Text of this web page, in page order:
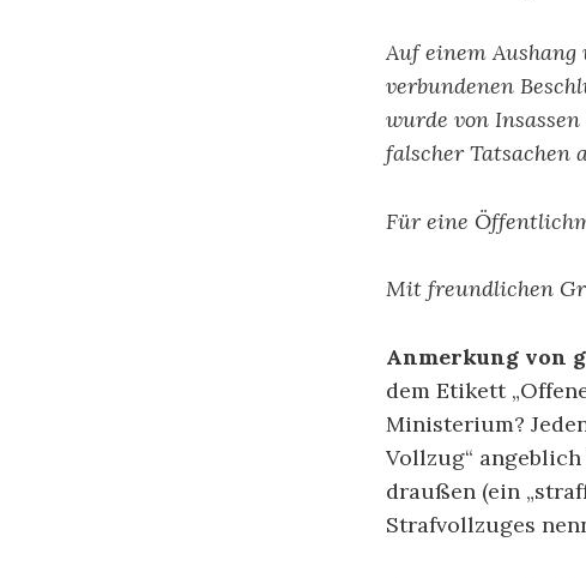
Auf einem
verbundenen
wurde von
falscher
Für eine
Mit freundlichen
Anmerkung von
dem Etikett
Ministerium?
Vollzug“
draußen (ein
Strafvollzuges